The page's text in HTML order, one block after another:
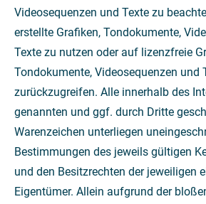
Videosequenzen und Texte zu
erstellte Grafiken, Tondokumente,
Texte zu nutzen oder auf lizenzfreie
Tondokumente, Videosequenzen und
zurückzugreifen. Alle innerhalb des
genannten und ggf. durch Dritte
Warenzeichen unterliegen
Bestimmungen des jeweils gültigen
und den Besitzrechten der jeweiligen
Eigentümer. Allein aufgrund der